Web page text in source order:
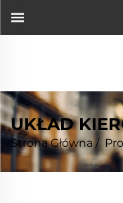
UKŁAD
Strona Główna/